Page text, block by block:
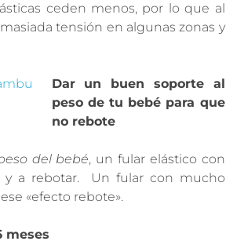
ceden menos, por lo que al
tensión en algunas zonas y
Dar un buen soporte al
peso de tu bebé para que
no rebote
del bebé, un fular elástico con
y a rebotar. Un fular con mucho
«efecto rebote».
meses